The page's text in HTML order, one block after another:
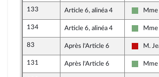
133 Article 6, alinéa 4 Mme
134 Article 6, alinéa 4 Mme
83 Après l'Article 6
La
M.
131 Après l'Article 6 Mme